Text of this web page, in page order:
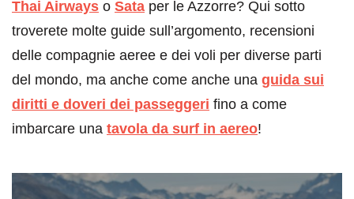
Thai Airways o Sata per le Azzorre? Qui sotto
troverete molte guide sull’argomento, recensioni
delle compagnie aeree e dei voli per diverse parti
del mondo, ma anche come anche una guida sui
diritti e doveri dei passeggeri fino a come
imbarcare una tavola da surf in aereo!